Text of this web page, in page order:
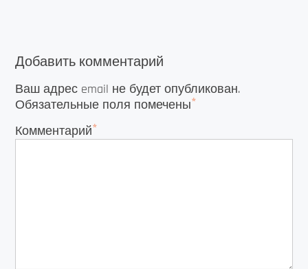
Добавить комментарий
Ваш адрес email не будет опубликован.
Обязательные поля помечены*
Комментарий*